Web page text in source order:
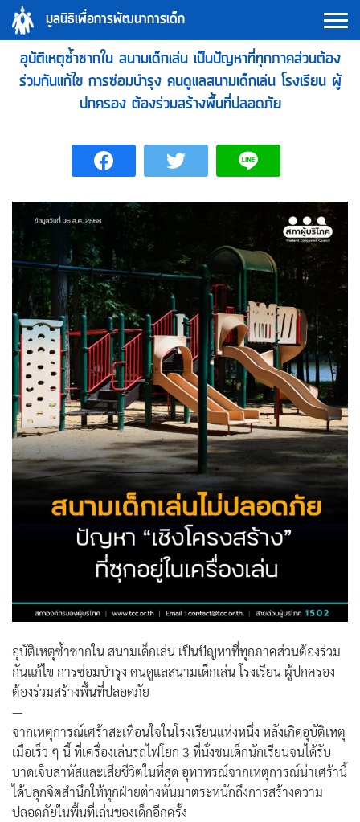
Skip
content
ค้นหา
สำหรับ:
มูลนิธิเพื่อการพัฒนาการเด็ก
อุบัติเหตุซ้ำซากใน สนามเด็กเล่น เป็นปัญหาที่ทุกภาคส่วนต้อง
ร่วมกันแก้ไข การซ่อมบำรุง คนดูแลสนามเด็กเล่น โรงเรียน ผู้
ปกครอง ต้องร่วมสร้างพื้นที่ปลอดภัย
อุบัติเหตุซ้ำซากใน สนามเด็กเล่น เป็นปัญหาที่ทุกภาคส่วนต้องร่วม
กันแก้ไข การซ่อมบำรุง คนดูแลสนามเด็กเล่น โรงเรียน ผู้ปกครอง
ต้องร่วมสร้างพื้นที่ปลอดภัย
—
จากเหตุการณ์เศร้าสะเทือนใจในโรงเรียนแห่งหนึ่ง หลังเกิดอุบัติเหตุ
เมื่อเร็ว ๆ นี้ ที่เครื่องเล่นรถไฟโยก 3 ที่นั่งชนเด็กนักเรียนจนได้รับ
บาดเจ็บสาหัสและเสียชีวิตในที่สุด อุทาหรณ์จากเหตุการณ์น่าเศร้านี้
ได้ปลุกจิตสำนึกให้ทุกฝ่ายต่างหันมาตระหนักถึงการสร้างความ
ปลอดภัยในพื้นที่เล่นของเด็กอีกครั้ง